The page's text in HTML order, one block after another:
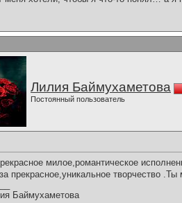
Лилия Баймухаметова
Постоянный пользователь
милое,романтическое
прекрасное,уникальное творчество
Баймухаметова